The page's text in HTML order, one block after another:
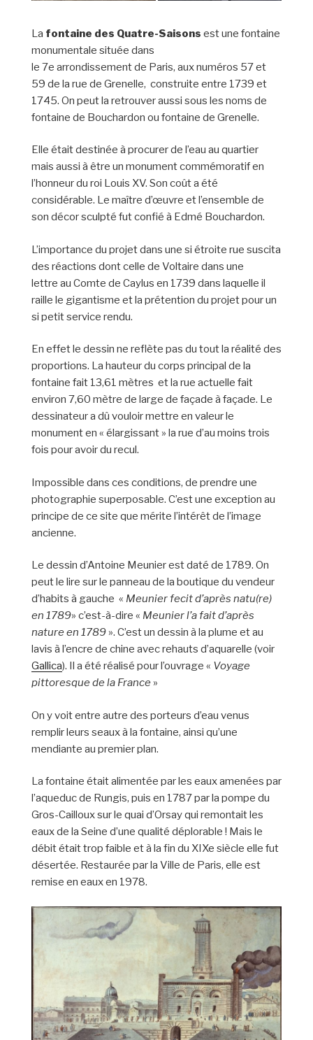
La fontaine des Quatre-Saisons est une fontaine
monumentale située dans
le 7e arrondissement de Paris, aux numéros 57 et
59 de la rue de Grenelle, construite entre 1739 et
1745. On peut la retrouver aussi sous les noms de
fontaine de Bouchardon ou fontaine de Grenelle.
Elle était destinée à procurer de l’eau au quartier
mais aussi à être un monument commémoratif en
l’honneur du roi Louis XV. Son coût a été
considérable. Le maître d’œuvre et l’ensemble de
son décor sculpté fut confié à Edmé Bouchardon.
L’importance du projet dans une si étroite rue suscita
des réactions dont celle de Voltaire dans une
lettre au Comte de Caylus en 1739 dans laquelle il
raille le gigantisme et la prétention du projet pour un
si petit service rendu.
En effet le dessin ne reflète pas du tout la réalité des
proportions. La hauteur du corps principal de la
fontaine fait 13,61 mètres et la rue actuelle fait
environ 7,60 mètre de large de façade à façade. Le
dessinateur a dû vouloir mettre en valeur le
monument en « élargissant » la rue d’au moins trois
fois pour avoir du recul.
Impossible dans ces conditions, de prendre une
photographie superposable. C’est une exception au
principe de ce site que mérite l’intérêt de l’image
ancienne.
Le dessin d’Antoine Meunier est daté de 1789. On
peut le lire sur le panneau de la boutique du vendeur
d’habits à gauche « Meunier fecit d’après natu(re)
en 1789» c’est-à-dire « Meunier l’a fait d’après
nature en 1789 ». C’est un dessin à la plume et au
lavis à l’encre de chine avec rehauts d’aquarelle (voir
Gallica). Il a été réalisé pour l’ouvrage « Voyage
pittoresque de la France »
On y voit entre autre des porteurs d’eau venus
remplir leurs seaux à la fontaine, ainsi qu’une
mendiante au premier plan.
La fontaine était alimentée par les eaux amenées par
l’aqueduc de Rungis, puis en 1787 par la pompe du
Gros-Cailloux sur le quai d’Orsay qui remontait les
eaux de la Seine d’une qualité déplorable ! Mais le
débit était trop faible et à la fin du XIXe siècle elle fut
désertée. Restaurée par la Ville de Paris, elle est
remise en eaux en 1978.